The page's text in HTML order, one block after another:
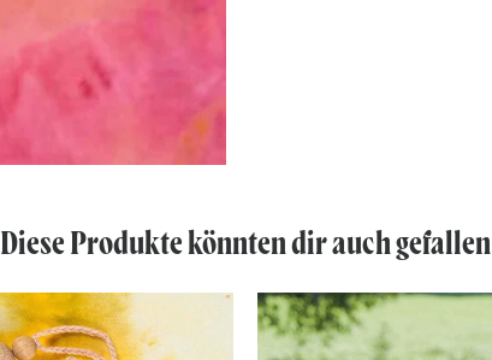
Diese Produkte könnten dir auch gefallen